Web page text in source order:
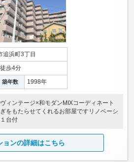
追浜町3丁目
歩4分
築年数 1998年
ィンテージ×和モダンMIXコーディネート
をもたらせてくれるお部屋ですリノベーシ
台付
ョンの詳細はこちら